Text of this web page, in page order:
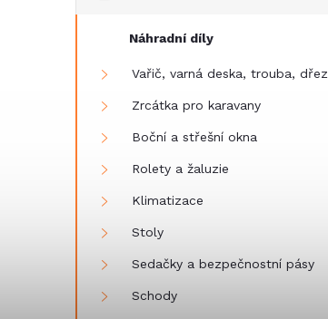
Náhradní díly
Vařič, varná deska, trouba, dřez
Zrcátka pro karavany
Boční a střešní okna
Rolety a žaluzie
Klimatizace
Stoly
Sedačky a bezpečnostní pásy
Schody